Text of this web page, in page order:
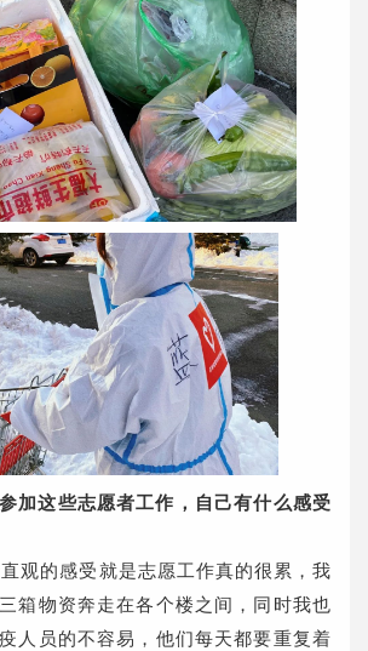
加这些志愿者工作，自己有什么感受
观的感受就是志愿工作真的很累，我
箱物资奔走在各个楼之间，同时我也
人员的不容易，他们每天都要重复着